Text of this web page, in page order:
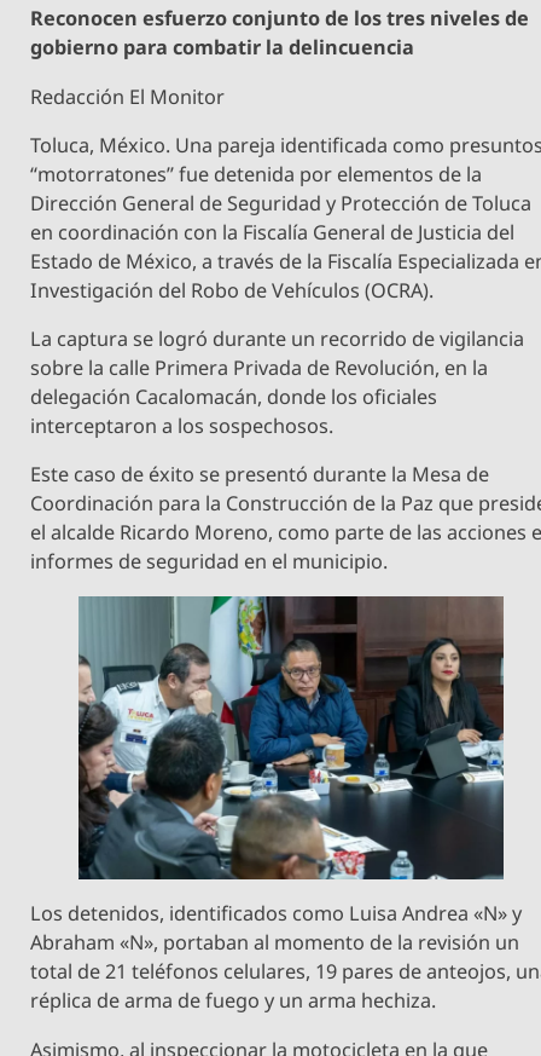
Reconocen esfuerzo conjunto de los tres niveles de
gobierno para combatir la delincuencia
Redacción El Monitor
Toluca, México. Una pareja identificada como
“motorratones” fue detenida por elementos de la
Dirección General de Seguridad y Protección de Toluca
en coordinación con la Fiscalía General de Justicia del
Estado de México, a través de la Fiscalía Especializada
Investigación del Robo de Vehículos (OCRA).
La captura se logró durante un recorrido de vigilancia
sobre la calle Primera Privada de Revolución, en la
delegación Cacalomacán, donde los oficiales
interceptaron a los sospechosos.
Este caso de éxito se presentó durante la Mesa de
Coordinación para la Construcción de la Paz que
el alcalde Ricardo Moreno, como parte de las acciones
informes de seguridad en el municipio.
Los detenidos, identificados como Luisa Andrea «N» y
Abraham «N», portaban al momento de la revisión un
total de 21 teléfonos celulares, 19 pares de anteojos,
réplica de arma de fuego y un arma hechiza.
Asimismo, al inspeccionar la motocicleta en la que